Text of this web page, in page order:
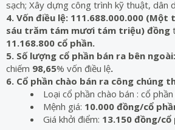
sạch; Xây dựng công trình kỹ thuật, dân
4. Vốn điều lệ: 111.688.000.000
sáu trăm tám mươi tám triệu) đồng
11.168.800 cổ phần.
5. Số lượng cổ phần bán ra bên
chiếm 98,65% vốn điều lệ.
6. Cổ phần chào bán ra công chúng
Loại cổ phần chào bán : cổ
Mệnh giá: 10.000 đồng/cổ
Giá khởi điểm: 13.150 đồng/cổ